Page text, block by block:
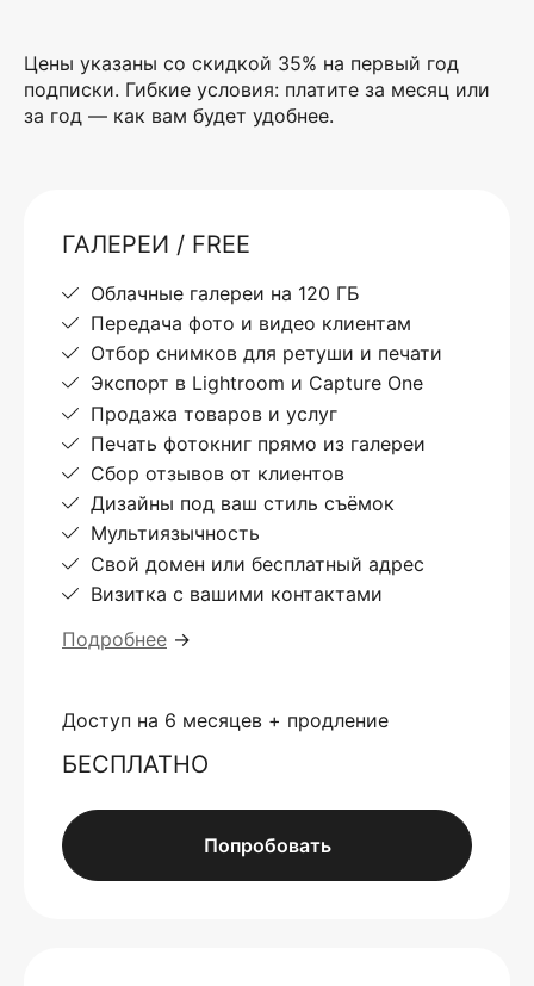
Цены указаны со скидкой 35% на первый год
подписки. Гибкие условия: платите за месяц или
за год — как вам будет удобнее.
ГАЛЕРЕИ / FREE
Облачные галереи на 120 ГБ
Передача фото и видео клиентам
Отбор снимков для ретуши и печати
Экспорт в Lightroom и Capture One
Продажа товаров и услуг
Печать фотокниг прямо из галереи
Сбор отзывов от клиентов
Дизайны под ваш стиль съёмок
Мультиязычность
Свой домен или бесплатный адрес
Визитка с вашими контактами
Подробнее →
Доступ на 6 месяцев + продление
БЕСПЛАТНО
Попробовать